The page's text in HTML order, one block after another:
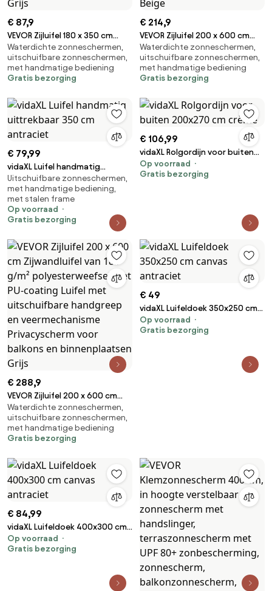
€ 87,9
VEVOR Zijluifel 180 x 350 cm
Zijwandluifel Gemaakt van 180
g/m² polyesterweefsel met PU-
coating Luifel Uitschuifbare
handgreep met
veermechanisme Privacyscherm
voor balkons Binnenplaatsen
Grijs
Waterdichte zonneschermen,
uitschuifbare zonneschermen,
met handmatige bediening
Gratis bezorging
€ 214,9
VEVOR Zijluifel 200 x 600 cm
Zijwandluifel Gemaakt van 180
g/m² polyesterweefsel met PU-
coating Luifel Uitschuifbare
handgreep met
veermechanisme Privacyscherm
voor balkons Binnenplaatsen
Beige
Waterdichte zonneschermen,
uitschuifbare zonneschermen,
met handmatige bediening
Gratis bezorging
€ 79,99
vidaXL Luifel handmatig
uittrekbaar 350 cm antraciet
Uitschuifbare zonneschermen,
met handmatige bediening,
met stalen frame
Op voorraad
Gratis bezorging
€ 106,99
vidaXL Rolgordijn voor buiten
200x270 cm crème
Op voorraad
Gratis bezorging
€ 288,9
VEVOR Zijluifel 200 x 600 cm
Zijwandluifel van 180 g/m²
polyesterweefsel met PU-
coating Luifel met
uitschuifbare handgreep en
veermechanisme Privacyscherm
voor balkons en
binnenplaatsen Grijs
Waterdichte zonneschermen,
uitschuifbare zonneschermen,
met handmatige bediening
Gratis bezorging
€ 49
vidaXL Luifeldoek 350x250 cm
canvas antraciet
Op voorraad
Gratis bezorging
€ 84,99
vidaXL Luifeldoek 400x300 cm
canvas antraciet
Op voorraad
Gratis bezorging